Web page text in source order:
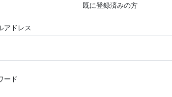
既に登録済みの方
アドレス
ード